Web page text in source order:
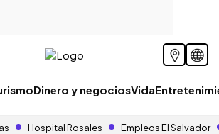
Dinero y negociosVida
Hospital Rosales Empleos El Salvador